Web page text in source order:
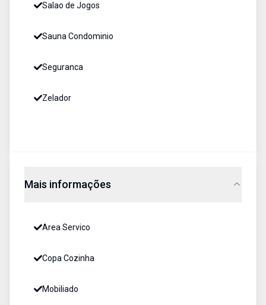
Salao de Jogos
Sauna Condominio
Seguranca
Zelador
Mais informações
Area Servico
Copa Cozinha
Mobiliado